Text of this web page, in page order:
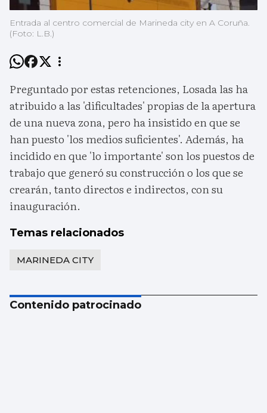
Entrada al centro comercial de Marineda city en A Coruña.
(Foto: L.B.)
Preguntado por estas retenciones, Losada las ha
atribuido a las 'dificultades' propias de la apertura
de una nueva zona, pero ha insistido en que se
han puesto 'los medios suficientes'. Además, ha
incidido en que 'lo importante' son los puestos de
trabajo que generó su construcción o los que se
crearán, tanto directos e indirectos, con su
inauguración.
Temas relacionados
MARINEDA CITY
Contenido patrocinado